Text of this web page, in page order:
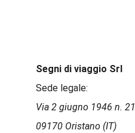
Segni di viaggio Srl
Sede legale:
Via 2 giugno 1946 n. 21
09170 Oristano (IT)